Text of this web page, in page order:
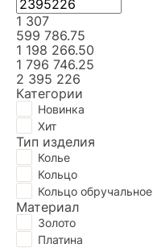
1 307
599 786.75
1 198 266.50
1 796 746.25
2 395 226
Категории
Новинка
Хит
Тип изделия
Колье
Кольцо
Кольцо обручальное
Материал
Золото
Платина